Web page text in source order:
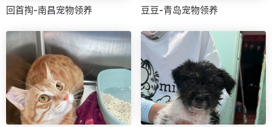
回首掏-南昌宠物领养 豆豆-青岛宠物领养